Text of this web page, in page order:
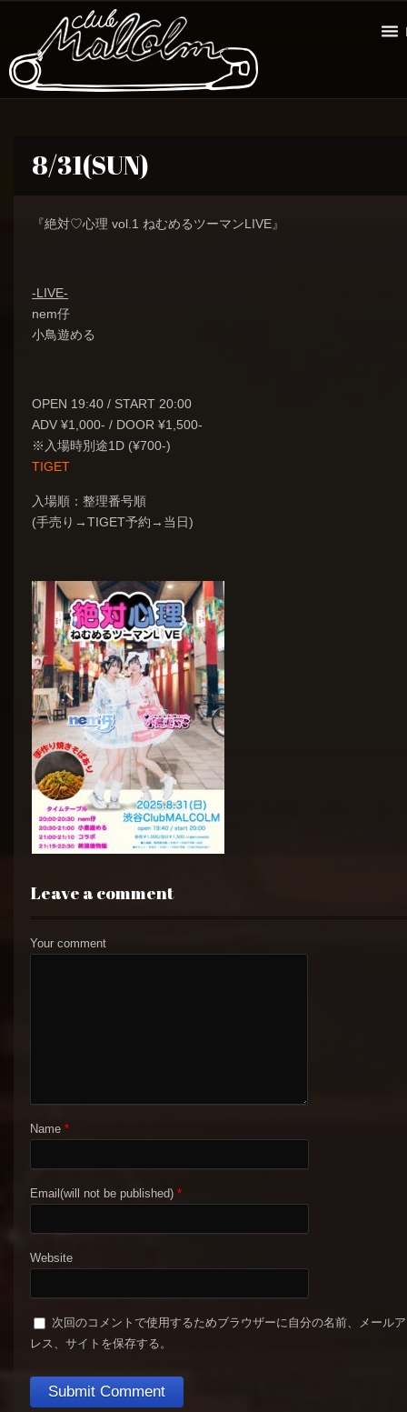
8/31(SUN)
『絶対♡心理 vol.1 ねむめるツーマンLIVE』
-LIVE-
nem仔
小鳥遊める
OPEN 19:40 / START 20:00
ADV ¥1,000- / DOOR ¥1,500-
※入場時別途1D (¥700-)
TIGET
入場順：整理番号順
(手売り→TIGET予約→当日)
Leave a comment
Your comment
Name *
Email(will not be published) *
Website
次回のコメントで使用するためブラウザーに自分の名前、メール
レス、サイトを保存する。